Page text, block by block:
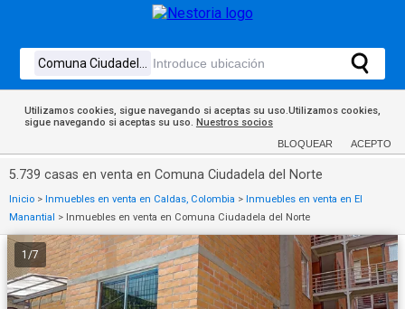
Utilizamos cookies, sigue navegando si aceptas su uso.Utilizamos cookies,
sigue navegando si aceptas su uso. Nuestros socios
BLOQUEAR ACEPTO
5.739 casas en venta en Comuna Ciudadela del Norte
Inicio > Inmuebles en venta en Caldas, Colombia > Inmuebles en venta en El
Manantial > Inmuebles en venta en Comuna Ciudadela del Norte
1 /7